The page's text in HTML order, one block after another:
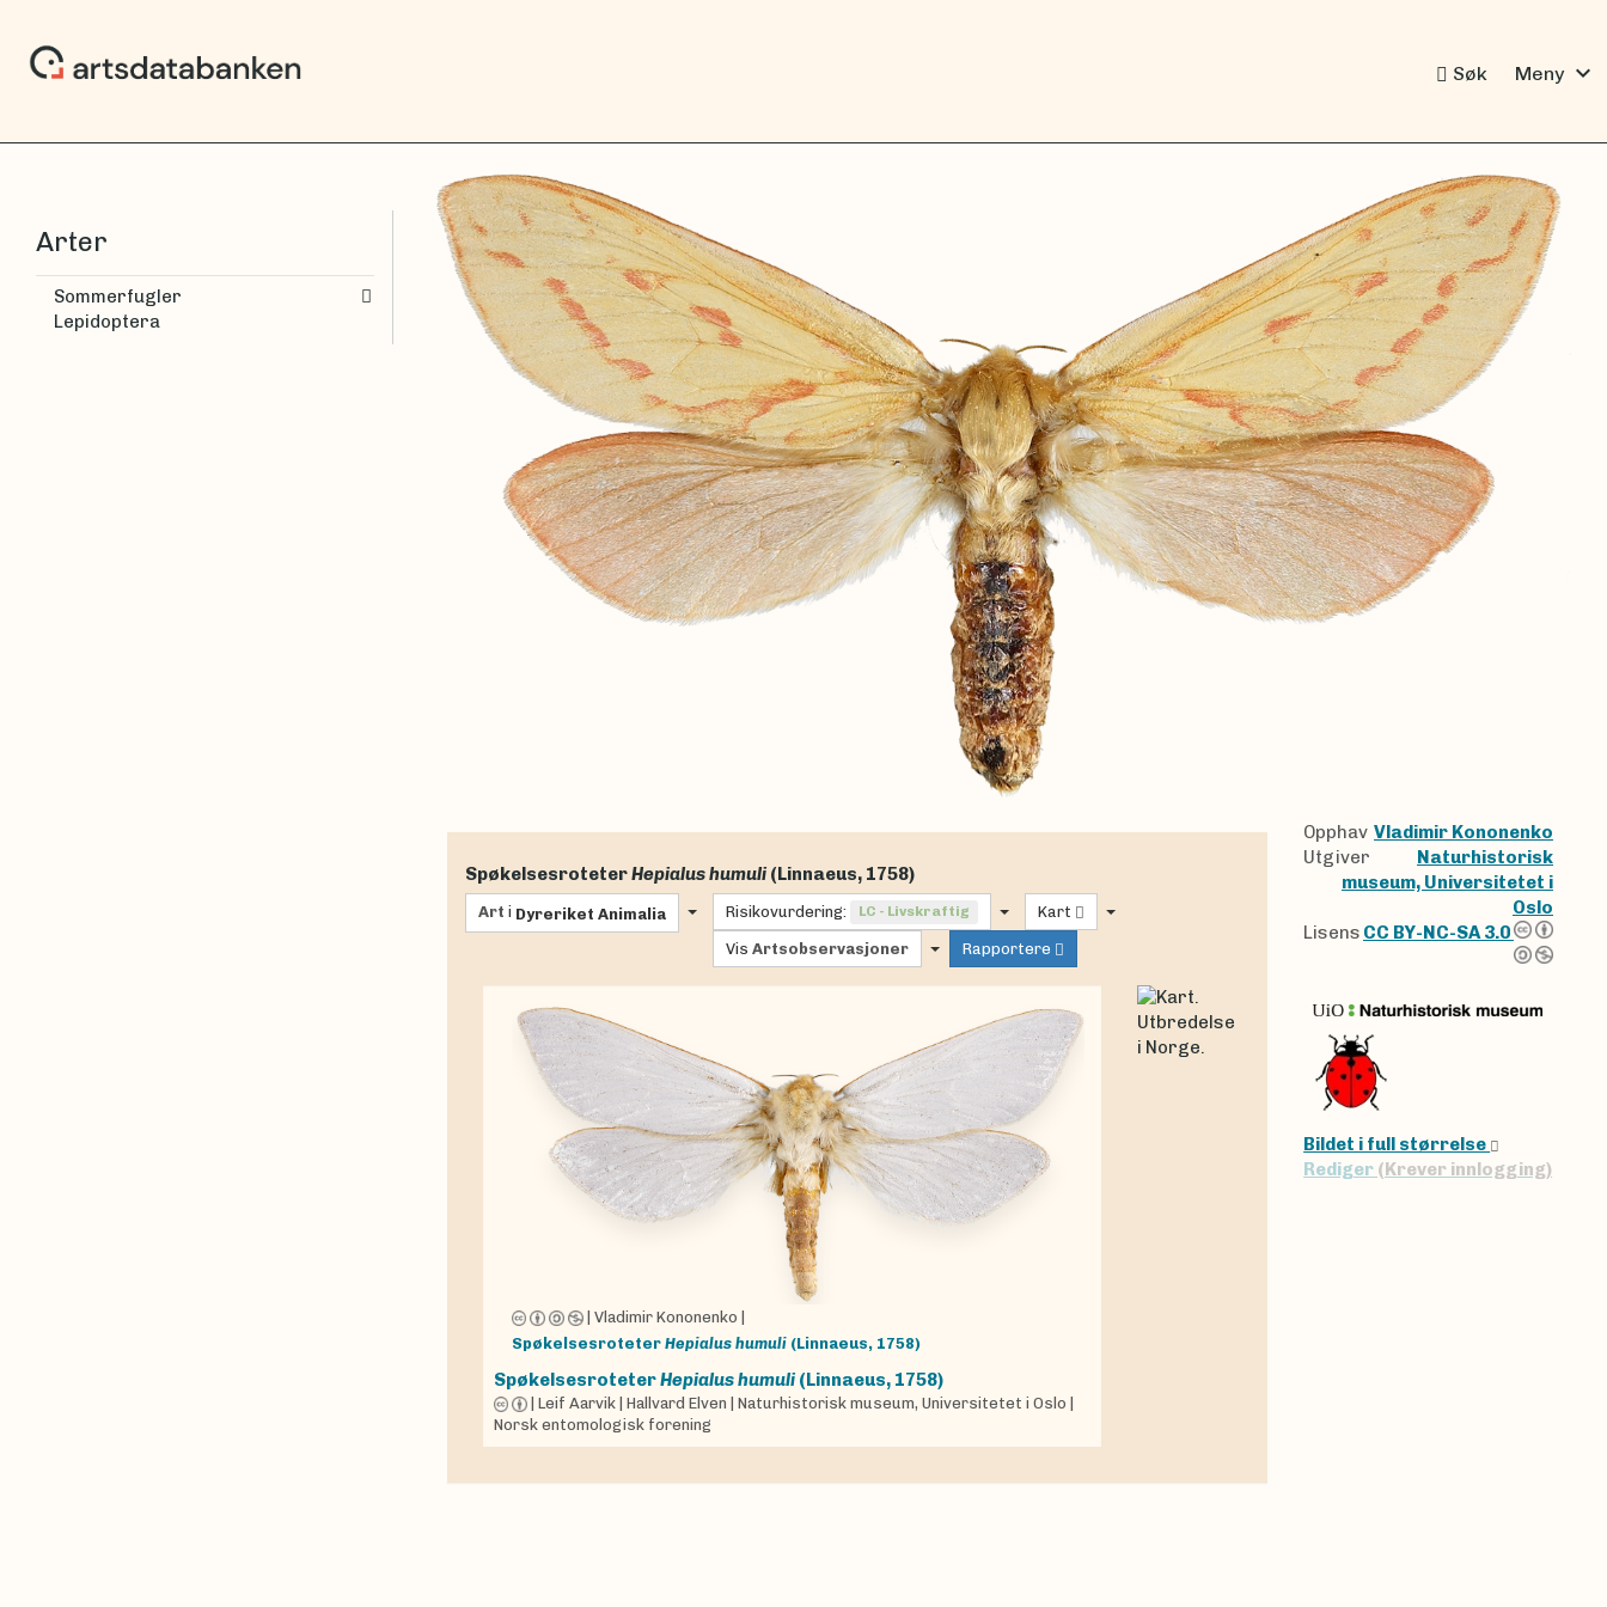
Søk Meny expand_more
SpøkelsesroteterHepialus humuli (Linnaeus, 1758)
Art i Dyreriket Animalia Risikovurdering: LC - Livskraftig Kart
Vis Artsobservasjoner Rapportere
|Vladimir Kononenko
Spøkelsesroteter Hepialus humuli (Linnaeus, 1758)
SpøkelsesroteterHepialus humuli (Linnaeus, 1758)
|Leif Aarvik |Hallvard Elven |Naturhistorisk museum, Universitetet i Oslo
Norsk entomologisk forening
Opphav Vladimir Kononenko
Utgiver
Naturhistorisk
museum, Universitetet i
Oslo
Lisens CC BY-NC-SA 3.0
Bildet i full størrelse
Rediger (Krever innlogging)
Arter
Sommerfugler
Lepidoptera